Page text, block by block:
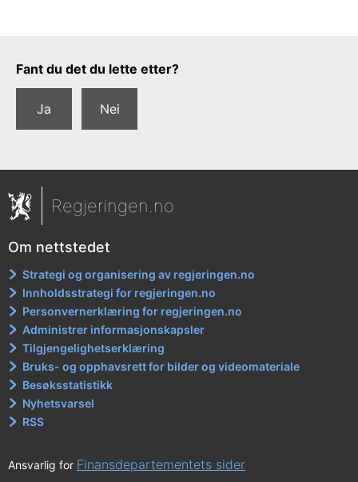
Tilbakemeldingsskjema
Fant du det du lette etter?
Ja Nei
Regjeringen.no
Om nettstedet
Strategi og organisering av regjeringen.no
Innholdsstrategi for regjeringen.no
Personvernerklæring for regjeringen.no
Administrer informasjonskapsler
Tilgjengelighetserklæring
Bruks- og opphavsrett for bilder og videomateriale
Besøksstatistikk
Nyhetsvarsel
RSS
Ansvarlig for Finansdepartementets sider